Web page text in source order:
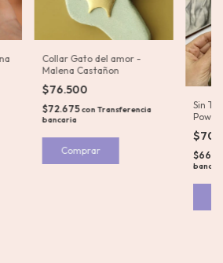
Collar Gato del amor -
Malena Castañon
$76.500
$72.675conTransferencia
bancaria
Comprar
Sin